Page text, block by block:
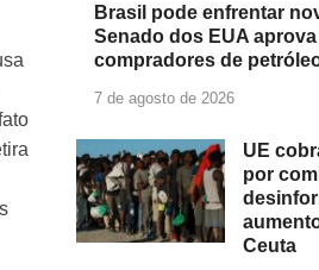
Brasil pode enfrentar
Senado dos EUA
compradores de
7 de agosto de 2026
UE
por
Ceuta